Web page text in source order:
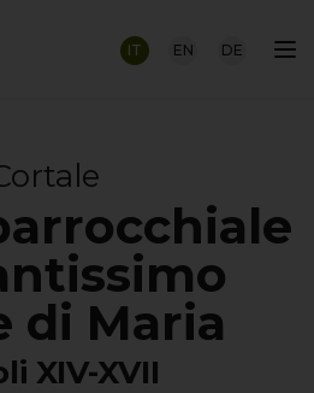
IT EN DE
di Maria
XIV-XVII